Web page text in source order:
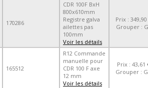
170286
CDR 100F BxH
800x610mm
Registre galva
ailettes pas
100mm
Voir les détails
Prix :
Grouper :
165512
R12 Commande
manuelle pour
CDR 100 F axe
12 mm
Voir les détails
Prix : 43,61
Grouper :